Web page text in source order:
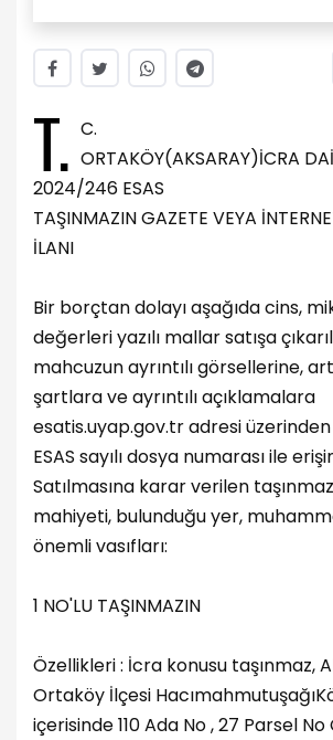
T. C.
ORTAKÖY(AKSARAY)İCRA
2024/246 ESAS
TAŞINMAZIN GAZETE VEYA
İLANI
Bir borçtan dolayı aşağıda cins,
değerleri yazılı mallar satışa
mahcuzun ayrıntılı görsellerine,
şartlara ve ayrıntılı açıklamalara
esatis.uyap.gov.tr adresi
ESAS sayılı dosya numarası ile
Satılmasına karar verilen
mahiyeti, bulunduğu yer,
önemli vasıfları:
1 NO'LU TAŞINMAZIN
Özellikleri : İcra konusu taşınmaz,
Ortaköy İlçesi
içerisinde 110 Ada No , 27 Parsel